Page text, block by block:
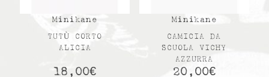
Minikane
TUTÙ CORTO
ALICIA
18,00€
Minikane
CAMICIA DA
SCUOLA VICHY
AZZURRA
20,00€